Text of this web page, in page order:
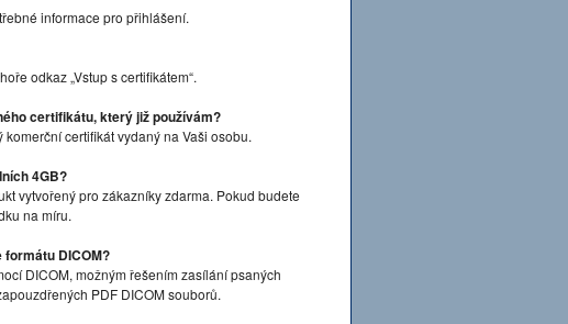
informace pro přihlášení.
odkaz „Vstup s certifikátem“.
certifikátu, který již používám?
certifikát vydaný na Vaši osobu.
4GB?
vytvořený pro zákazníky zdarma. Pokud budete
na míru.
DICOM?
DICOM, možným řešením zasílání psaných
PDF DICOM souborů.